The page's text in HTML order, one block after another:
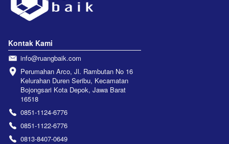
Kontak Kami
info@ruangbaik.com
Perumahan Arco, Jl. Rambutan No 16
Kelurahan Duren Seribu, Kecamatan
Bojongsari Kota Depok, Jawa Barat
16518
0851-1124-6776
0851-1122-6776
0813-8407-0649